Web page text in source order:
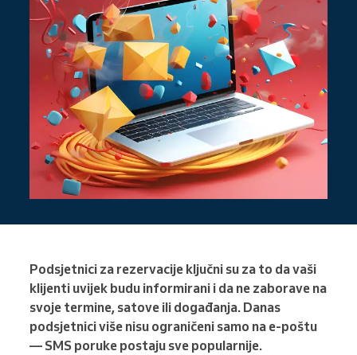
Podsjetnici za rezervacije ključni su za to da vaši
klijenti uvijek budu informirani i da ne zaborave na
svoje termine, satove ili događanja. Danas
podsjetnici više nisu ograničeni samo na e-poštu
— SMS poruke postaju sve popularnije.